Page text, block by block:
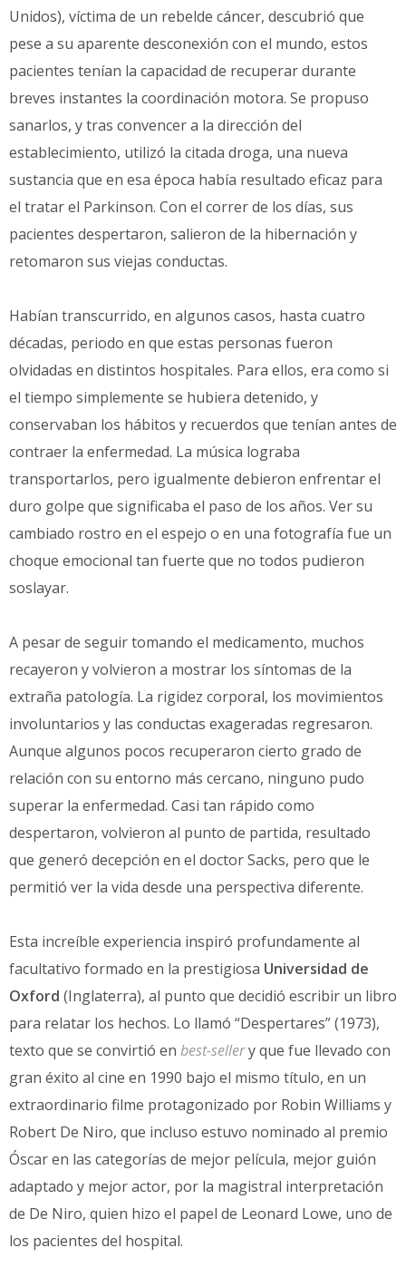
Unidos), víctima de un rebelde cáncer, descubrió que
pese a su aparente desconexión con el mundo, estos
pacientes tenían la capacidad de recuperar durante
breves instantes la coordinación motora. Se propuso
sanarlos, y tras convencer a la dirección del
establecimiento, utilizó la citada droga, una nueva
sustancia que en esa época había resultado eficaz para
el tratar el Parkinson. Con el correr de los días, sus
pacientes despertaron, salieron de la hibernación y
retomaron sus viejas conductas.
Habían transcurrido, en algunos casos, hasta cuatro
décadas, periodo en que estas personas fueron
olvidadas en distintos hospitales. Para ellos, era como si
el tiempo simplemente se hubiera detenido, y
conservaban los hábitos y recuerdos que tenían antes de
contraer la enfermedad. La música lograba
transportarlos, pero igualmente debieron enfrentar el
duro golpe que significaba el paso de los años. Ver su
cambiado rostro en el espejo o en una fotografía fue un
choque emocional tan fuerte que no todos pudieron
soslayar.
A pesar de seguir tomando el medicamento, muchos
recayeron y volvieron a mostrar los síntomas de la
extraña patología. La rigidez corporal, los movimientos
involuntarios y las conductas exageradas regresaron.
Aunque algunos pocos recuperaron cierto grado de
relación con su entorno más cercano, ninguno pudo
superar la enfermedad. Casi tan rápido como
despertaron, volvieron al punto de partida, resultado
que generó decepción en el doctor Sacks, pero que le
permitió ver la vida desde una perspectiva diferente.
Esta increíble experiencia inspiró profundamente al
facultativo formado en la prestigiosa Universidad de
Oxford (Inglaterra), al punto que decidió escribir un libro
para relatar los hechos. Lo llamó “Despertares” (1973),
texto que se convirtió en best-sellery que fue llevado con
gran éxito al cine en 1990 bajo el mismo título, en un
extraordinario filme protagonizado por Robin Williams y
Robert De Niro, que incluso estuvo nominado al premio
Óscar en las categorías de mejor película, mejor guión
adaptado y mejor actor, por la magistral interpretación
de De Niro, quien hizo el papel de Leonard Lowe, uno de
los pacientes del hospital.